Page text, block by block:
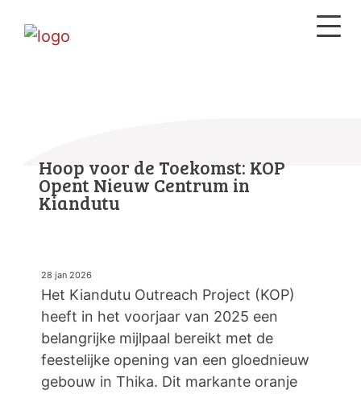
Hoop voor de Toekomst: KOP
Opent Nieuw Centrum in
Kiandutu
28 jan 2026
Het Kiandutu Outreach Project (KOP)
heeft in het voorjaar van 2025 een
belangrijke mijlpaal bereikt met de
feestelijke opening van een gloednieuw
gebouw in Thika. Dit markante oranje